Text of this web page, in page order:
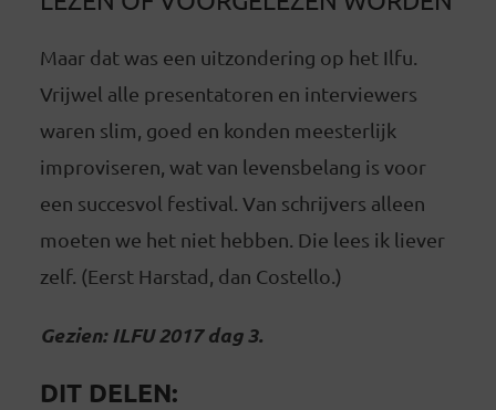
Maar dat was een uitzondering op het Ilfu.
Vrijwel alle presentatoren en interviewers
waren slim, goed en konden meesterlijk
improviseren, wat van levensbelang is voor
een succesvol festival. Van schrijvers alleen
moeten we het niet hebben. Die lees ik liever
zelf. (Eerst Harstad, dan Costello.)
Gezien: ILFU 2017 dag 3.
DIT DELEN: